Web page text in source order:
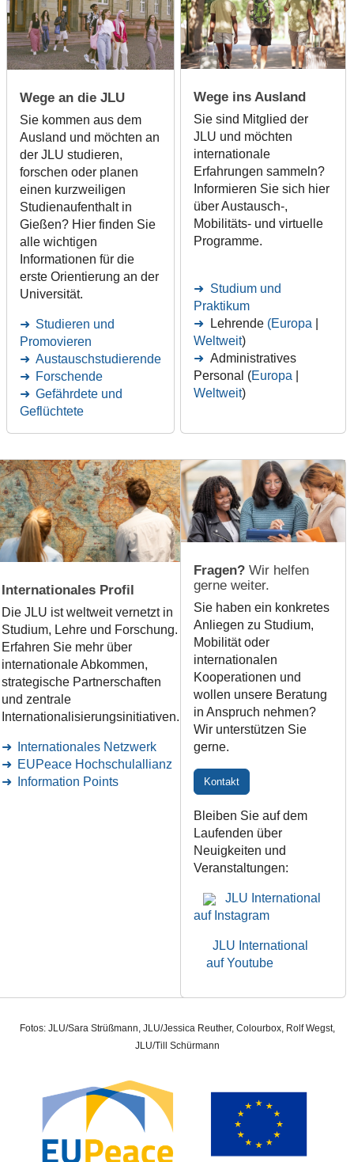
Wege an die JLU
Sie kommen aus dem
Ausland und möchten an
der JLU studieren,
forschen oder planen
einen kurzweiligen
Studienaufenthalt in
Gießen? Hier finden Sie
alle wichtigen
Informationen für die
erste Orientierung an der
Universität.
Studieren und
Promovieren
Austauschstudierende
Forschende
Gefährdete und
Geflüchtete
Wege ins Ausland
Sie sind Mitglied der
JLU und möchten
internationale
Erfahrungen sammeln?
Informieren Sie sich hier
über Austausch-,
Mobilitäts- und virtuelle
Programme.
Studium und
Praktikum
Lehrende (Europa
Weltweit)
Administratives
Personal (Europa
Weltweit)
Internationales Profil
Die JLU ist weltweit vernetzt in
Studium, Lehre und Forschung.
Erfahren Sie mehr über
internationale Abkommen,
strategische Partnerschaften
und zentrale
Internationalisierungsinitiativen.
Internationales Netzwerk
EUPeace Hochschulallianz
Information Points
Fragen?Wir helfen
gerne weiter.
Sie haben ein konkretes
Anliegen zu Studium,
Mobilität oder
internationalen
Kooperationen und
wollen unsere Beratung
in Anspruch nehmen?
Wir unterstützen Sie
gerne.
Kontakt
Bleiben Sie auf dem
Laufenden über
Neuigkeiten und
Veranstaltungen:
JLU International
auf Instagram
JLU International
auf Youtube
Fotos: JLU/Sara Strüßmann, JLU/Jessica Reuther, Colourbox, Rolf Wegst,
JLU/Till Schürmann